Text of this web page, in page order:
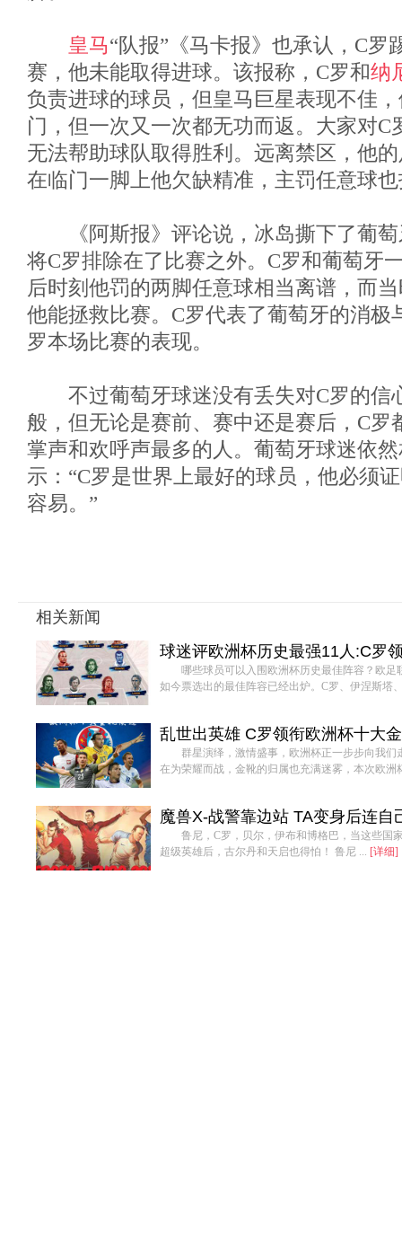
皇马“队报”《马卡报》也承认，C罗
赛，他未能取得进球。该报称，C罗和纳
负责进球的球员，但皇马巨星表现不佳
门，但一次又一次都无功而返。大家对C
无法帮助球队取得胜利。远离禁区，他
在临门一脚上他欠缺精准，主罚任意球
《阿斯报》评论说，冰岛撕下了葡萄
将C罗排除在了比赛之外。C罗和葡萄牙
后时刻他罚的两脚任意球相当离谱，而
他能拯救比赛。C罗代表了葡萄牙的消极
罗本场比赛的表现。
不过葡萄牙球迷没有丢失对C罗的信
般，但无论是赛前、赛中还是赛后，C罗
掌声和欢呼声最多的人。葡萄牙球迷依
示：“C罗是世界上最好的球员，他必须
容易。”
相关新闻
球迷评欧洲杯历史最强11人:C罗
哪些球员可以入围欧洲杯历史最佳阵容？欧
如今票选出的最佳阵容已经出炉。C罗、伊涅斯塔
乱世出英雄 C罗领衔欧洲杯十大
群星演绎，激情盛事，欧洲杯正一步步向我
在为荣耀而战，金靴的归属也充满迷雾，本次欧洲
魔兽X-战警靠边站 TA变身后连自
鲁尼，C罗，贝尔，伊布和博格巴，当这些国
超级英雄后，古尔丹和天启也得怕！ 鲁尼 ... [详细]